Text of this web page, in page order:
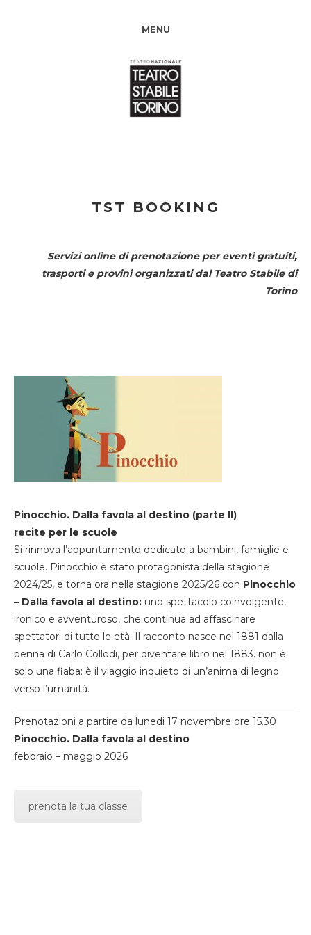
MENU
TST BOOKING
Servizi online di prenotazione per eventi gratuiti,
trasporti e provini organizzati dal Teatro Stabile di
Torino
Pinocchio. Dalla favola al destino (parte II)
recite per le scuole
Si rinnova l’appuntamento dedicato a bambini, famiglie e
scuole. Pinocchio è stato protagonista della stagione
2024/25, e torna ora nella stagione 2025/26 con Pinocchio
– Dalla favola al destino: uno spettacolo coinvolgente,
ironico e avventuroso, che continua ad affascinare
spettatori di tutte le età. Il racconto nasce nel 1881 dalla
penna di Carlo Collodi, per diventare libro nel 1883. non è
solo una fiaba: è il viaggio inquieto di un’anima di legno
verso l’umanità.
Prenotazioni a partire da lunedi 17 novembre ore 15.30
Pinocchio. Dalla favola al destino
febbraio – maggio 2026
prenota la tua classe